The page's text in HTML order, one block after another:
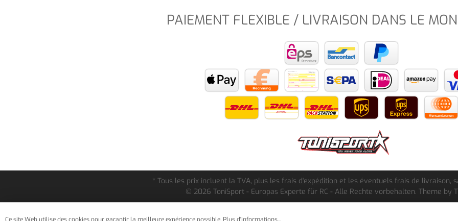
PAIEMENT FLEXIBLE / LIVRAISON DANS LE
* Tous les prix incluent la TVA, plus les frais d'expédition et les éventuels frais de livraison,
© 2026 ToniSport - Europas Experte für RC - Alle Rechte vorbehalten. Theme by